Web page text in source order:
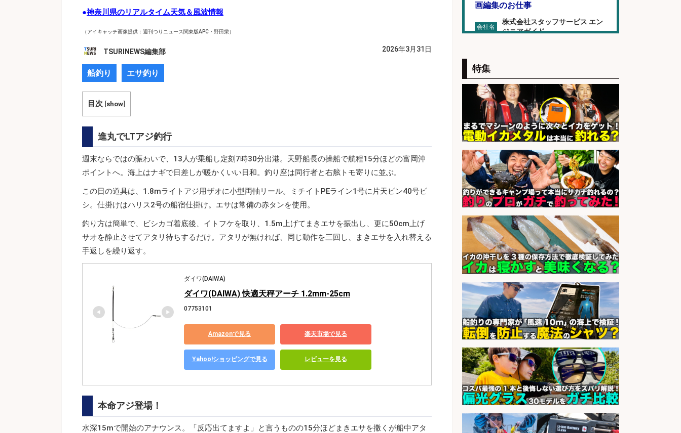
●神奈川県のリアルタイム天気＆風波情報
（アイキャッチ画像提供：週刊つりニュース関東版APC・野田栄）
TSURINEWS編集部 2026年3月31日
船釣り エサ釣り
目次 [show]
進丸でLTアジ釣行
週末ならではの賑わいで、13人が乗船し定刻7時30分出港。天野船長の操船で航程15分ほどの富岡沖
ポイントへ。海上はナギで日差しが暖かくいい日和。釣り座は同行者と右舷トモ寄りに並ぶ。
この日の道具は、1.8mライトアジ用ザオに小型両軸リール。ミチイトPEライン1号に片天ビン40号ビ
シ。仕掛けはハリス2号の船宿仕掛け。エサは常備の赤タンを使用。
釣り方は簡単で、ビシカゴ着底後、イトフケを取り、1.5m上げてまきエサを振出し、更に50cm上げ
サオを静止させてアタリ待ちするだけ。アタリが無ければ、同じ動作を三回し、まきエサを入れ替える
手返しを繰り返す。
ダイワ(DAIWA)
ダイワ(DAIWA) 快適天秤アーチ 1.2mm-25cm
07753101
Amazonで見る 楽天市場で見る
Yahoo!ショッピングで見る レビューを見る
本命アジ登場！
水深15mで開始のアナウンス。「反応出てますよ」と言うものの15分ほどまきエサを撒くが船中アタ
画編集のお仕事
会社名
株式会社スタッフサービス エン
ジニアガイド
語学力を活かせるフィッシング用品
の「海外営業」/年休125日
会社名 株式会社ジャッカル
sponsored by 求人ボックス
宮崎/魚や漁業に関わる現場・事務
の「総合職」 未経験可
会社名 宮崎県漁業協同組合連合会
sponsored by 求人ボックス
魚の「バイヤー」貴方の目利きでヒ
ットを生む、裁量バイヤー募集
会社名 株式会社コムライン
sponsored by 求人ボックス
釣り具メーカーでの釣り竿の販売促
進業務
会社名 株式会社天龍
sponsored by 求人ボックス
フィッシング用品の「製品開発設
計」
会社名 メガバス株式会社
sponsored by 求人ボックス
魚をさばける方必見「鮮魚部門スタ
特集